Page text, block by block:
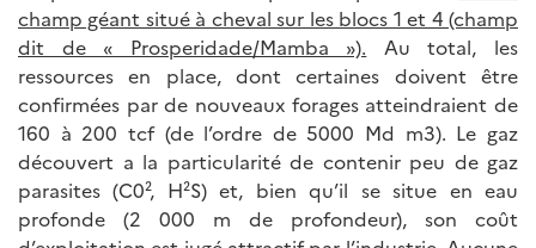
champ géant situé à cheval sur les blocs 1 et 4 (champ
dit de « Prosperidade/Mamba »). Au total, les
ressources en place, dont certaines doivent être
confirmées par de nouveaux forages atteindraient de
160 à 200 tcf (de l’ordre de 5000 Md m3). Le gaz
découvert a la particularité de contenir peu de gaz
parasites (C0², H²S) et, bien qu’il se situe en eau
profonde (2 000 m de profondeur), son coût